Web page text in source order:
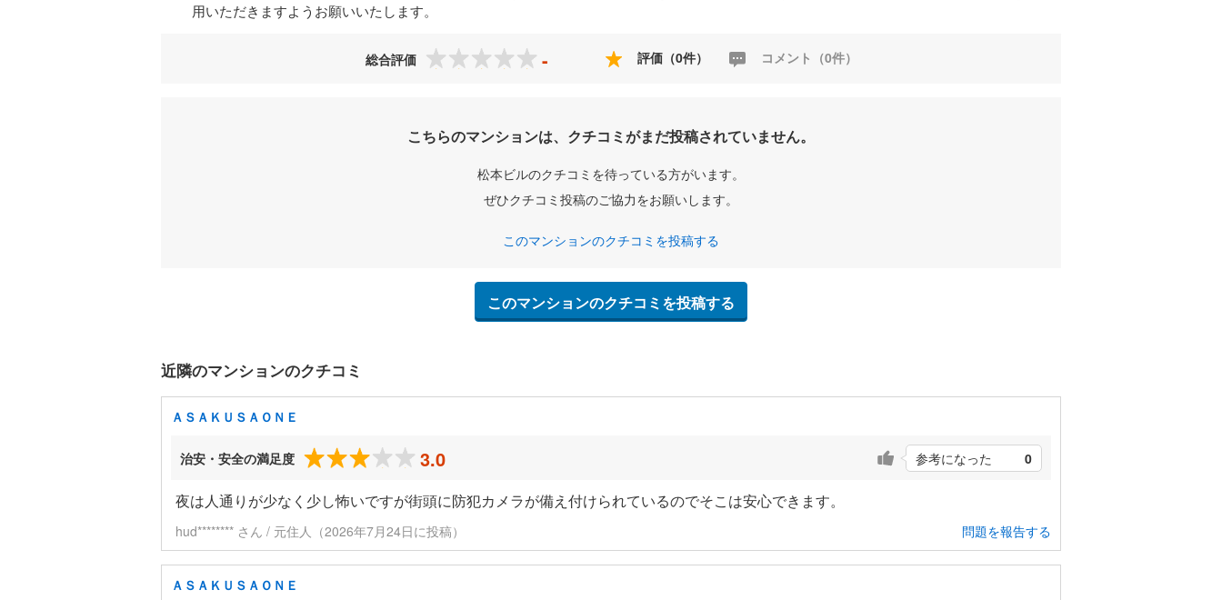
用いただきますようお願いいたします。
総合評価 - 評価（0件） コメント（0件）
こちらのマンションは、クチコミがまだ投稿されていません。
松本ビルのクチコミを待っている方がいます。
ぜひクチコミ投稿のご協力をお願いします。
このマンションのクチコミを投稿する
このマンションのクチコミを投稿する
近隣のマンションのクチコミ
ＡＳＡＫＵＳＡＯＮＥ
治安・安全の満足度 3.0 参考になった 0
夜は人通りが少なく少し怖いですが街頭に防犯カメラが備え付けられているのでそこは安心できます。
hud******** さん / 元住人（2026年7月24日に投稿） 問題を報告する
ＡＳＡＫＵＳＡＯＮＥ